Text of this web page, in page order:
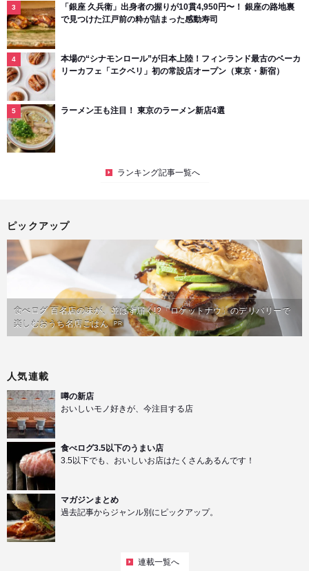
「銀座 久兵衛」出身者の握りが10貫4,950円〜！ 銀座の路地裏
で見つけた江戸前の粋が詰まった感動寿司
本場の“シナモンロール”が日本上陸！フィンランド最古のベーカ
リーカフェ「エクベリ」初の常設店オープン（東京・新宿）
ラーメン王も注目！ 東京のラーメン新店4選
ランキング記事一覧へ
ピックアップ
食べログ 百名店の味が、並ばず届く!?「ロケットナウ」のデリバリーで
楽しむおうち名店ごはん PR
人気連載
噂の新店
おいしいモノ好きが、今注目する店
食べログ3.5以下のうまい店
3.5以下でも、おいしいお店はたくさんあるんです！
マガジンまとめ
過去記事からジャンル別にピックアップ。
連載一覧へ